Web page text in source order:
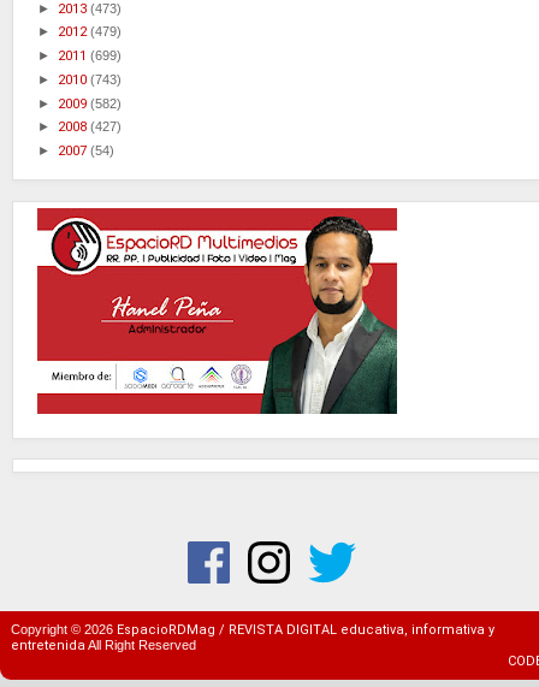
► 2013 (473)
► 2012(479)
► 2011 (699)
► 2010 (743)
► 2009 (582)
► 2008 (427)
► 2007 (54)
Copyright © 2026 EspacioRDMag / REVISTA DIGITAL educativa, informativa y
entretenidaAll Right Reserved